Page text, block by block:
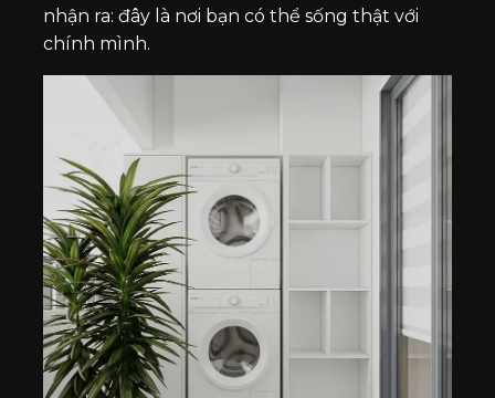
nhận ra: đây là nơi bạn có thể sống thật với
chính mình.